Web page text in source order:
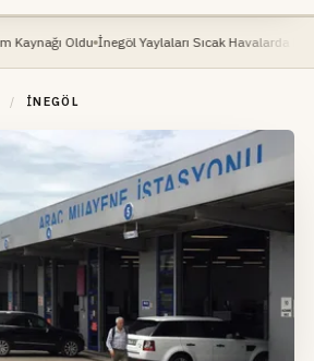
İnegöl Yaylaları Sıcak Havalarda Doğa
/ İNEGÖL